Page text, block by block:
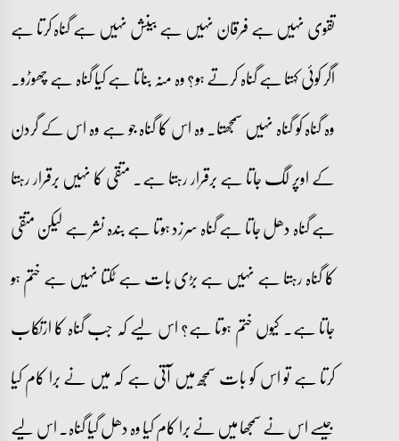
تقوی نہیں ہے فرقان نہیں ہے بینش نہیں ہے گناہ کرتا ہے
اگر کوئی کہتا ہے گناہ کرتے ہو؟ وہ منہ بناتا ہے کیا گناہ ہے چھوڑو۔
وہ گناہ کو گناہ نہیں سمجھتا۔ وہ اس کا گناہ جو ہے وہ اس کے گردن
کے اوپر لگ جاتا ہے برقرار رہتا ہے۔ متقی کا نہیں برقرار رہتا
ہے گناہ دھل جاتا ہے گناہ سرزد ہوتا ہے بندہ نشر ہے لیکن متقی
کا گناہ رہتا ہے نہیں ہے بڑی بات ہے ٹکتا نہیں ہے ختم ہو
جاتا ہے۔ کیوں ختم ہوتا ہے؟ اس لیے کہ جب گناہ کا ارتکاب
کرتا ہے تو اس کو بات سمجھ میں آتی ہے کہ میں نے برا کام کیا
جیسے اس نے سمجھا میں نے برا کام کیا وہ دھل گیا گناہ۔ اس لیے